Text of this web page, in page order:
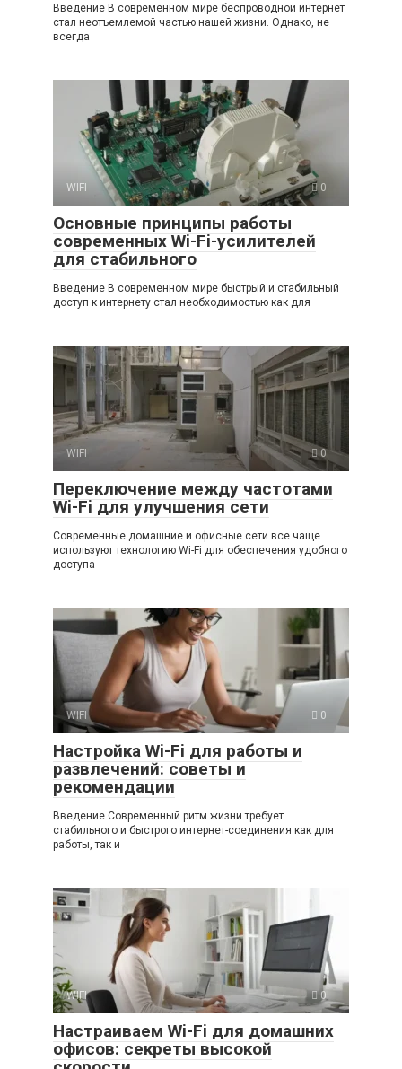
Введение В современном мире беспроводной интернет
стал неотъемлемой частью нашей жизни. Однако, не
всегда
WIFI 0
Основные принципы работы
современных Wi-Fi-усилителей
для стабильного
Введение В современном мире быстрый и стабильный
доступ к интернету стал необходимостью как для
WIFI 0
Переключение между частотами
Wi-Fi для улучшения сети
Современные домашние и офисные сети все чаще
используют технологию Wi-Fi для обеспечения удобного
доступа
WIFI 0
Настройка Wi-Fi для работы и
развлечений: советы и
рекомендации
Введение Современный ритм жизни требует
стабильного и быстрого интернет-соединения как для
работы, так и
WIFI 0
Настраиваем Wi-Fi для домашних
офисов: секреты высокой